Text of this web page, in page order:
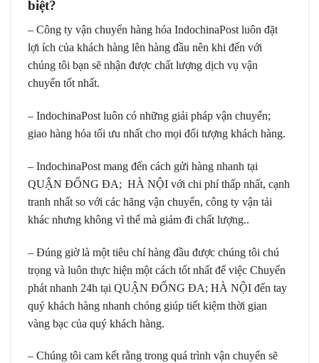
biệt?
– Công ty vận chuyển hàng hóa IndochinaPost luôn đặt
lợi ích của khách hàng lên hàng đầu nên khi đến với
chúng tôi bạn sẽ nhận được chất lượng dịch vụ vận
chuyển tốt nhất.
– IndochinaPost luôn có những giải pháp vận chuyển;
giao hàng hóa tối ưu nhất cho mọi đối tượng khách hàng.
– IndochinaPost mang đến cách gửi hàng nhanh tại
QUẬN ĐỐNG ĐA; HÀ NỘI với chi phí thấp nhất, cạnh
tranh nhất so với các hãng vận chuyển, công ty vận tải
khác nhưng không vì thế mà giảm đi chất lượng..
– Đúng giờ là một tiêu chí hàng đầu được chúng tôi chú
trọng và luôn thực hiện một cách tốt nhất để việc Chuyển
phát nhanh 24h tại QUẬN ĐỐNG ĐA; HÀ NỘI đến tay
quý khách hàng nhanh chóng giúp tiết kiệm thời gian
vàng bạc của quý khách hàng.
– Chúng tôi cam kết rằng trong quá trình vận chuyển sẽ